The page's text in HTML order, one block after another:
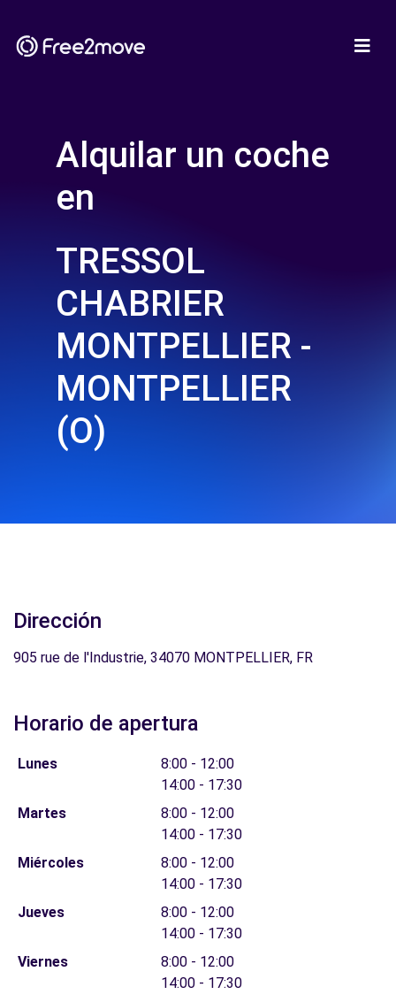
Alquilar un coche
en
TRESSOL
CHABRIER
MONTPELLIER -
MONTPELLIER
(O)
Dirección
905 rue de l'Industrie, 34070 MONTPELLIER, FR
Horario de apertura
Lunes
8:00 - 12:00
14:00 - 17:30
Martes
8:00 - 12:00
14:00 - 17:30
Miércoles
8:00 - 12:00
14:00 - 17:30
Jueves
8:00 - 12:00
14:00 - 17:30
Viernes
8:00 - 12:00
14:00 - 17:30